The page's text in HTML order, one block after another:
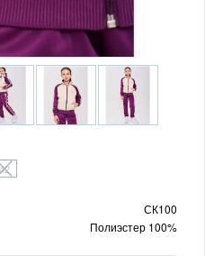
42
СК100
Полиэстер 100%